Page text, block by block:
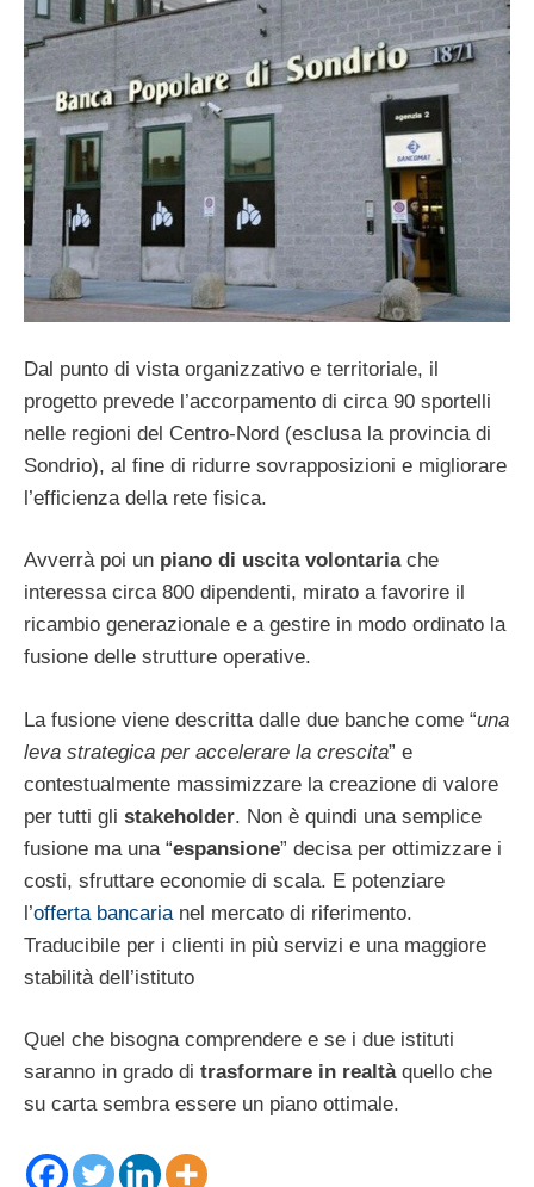
Dal punto di vista organizzativo e territoriale, il
progetto prevede l’accorpamento di circa 90 sportelli
nelle regioni del Centro-Nord (esclusa la provincia di
Sondrio), al fine di ridurre sovrapposizioni e migliorare
l’efficienza della rete fisica.
Avverrà poi un piano di uscita volontariache
interessa circa 800 dipendenti, mirato a favorire il
ricambio generazionale e a gestire in modo ordinato la
fusione delle strutture operative.
La fusione viene descritta dalle due banche come “una
leva strategica per accelerare la crescita” e
contestualmente massimizzare la creazione di valore
per tutti gli stakeholder. Non è quindi una semplice
fusione ma una “espansione” decisa per ottimizzare i
costi, sfruttare economie di scala. E potenziare
l’offerta bancaria nel mercato di riferimento.
Traducibile per i clienti in più servizi e una maggiore
stabilità dell’istituto
Quel che bisogna comprendere e se i due istituti
saranno in grado di trasformare in realtàquello che
su carta sembra essere un piano ottimale.